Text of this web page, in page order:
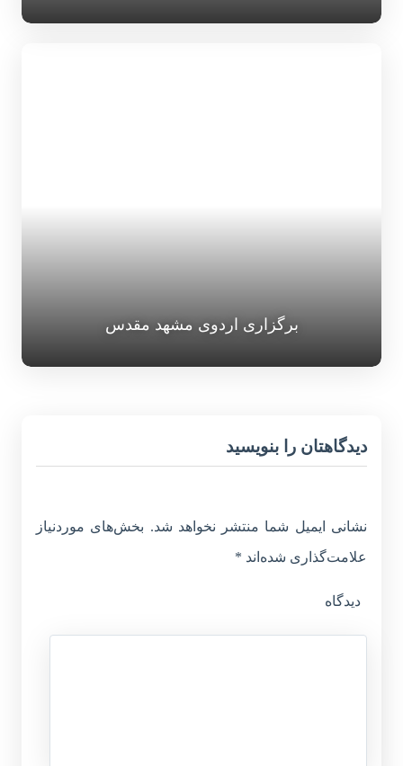
برگزاری اردوی مشهد مقدس
دیدگاهتان را بنویسید
نشانی ایمیل شما منتشر نخواهد شد. بخش‌های موردنیاز
علامت‌گذاری شده‌اند *
دیدگاه